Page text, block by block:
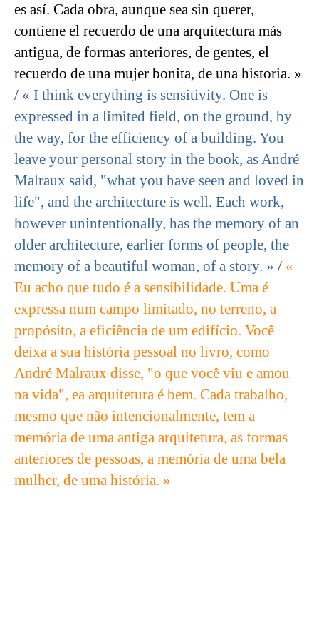
es así. Cada obra, aunque sea sin querer,
contiene el recuerdo de una arquitectura más
antigua, de formas anteriores, de gentes, el
recuerdo de una mujer bonita, de una historia. »
/ « I think everything is sensitivity. One is
expressed in a limited field, on the ground, by
the way, for the efficiency of a building. You
leave your personal story in the book, as André
Malraux said, "what you have seen and loved in
life", and the architecture is well. Each work,
however unintentionally, has the memory of an
older architecture, earlier forms of people, the
memory of a beautiful woman, of a story. » / «
Eu acho que tudo é a sensibilidade. Uma é
expressa num campo limitado, no terreno, a
propósito, a eficiência de um edifício. Você
deixa a sua história pessoal no livro, como
André Malraux disse, "o que você viu e amou
na vida", ea arquitetura é bem. Cada trabalho,
mesmo que não intencionalmente, tem a
memória de uma antiga arquitetura, as formas
anteriores de pessoas, a memória de uma bela
mulher, de uma história. »